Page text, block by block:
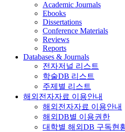
Academic Journals
Ebooks
Dissertations
Conference Materials
Reviews
Reports
Databases & Journals
전자저널 리스트
학술DB 리스트
주제별 리스트
해외전자자료 이용안내
해외전자자료 이용안내
해외DB별 이용권한
대학별 해외DB 구독현